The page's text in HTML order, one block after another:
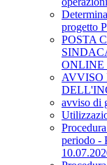
progetto
POSTA
ONLINE
AVVISO
avviso di
periodo -